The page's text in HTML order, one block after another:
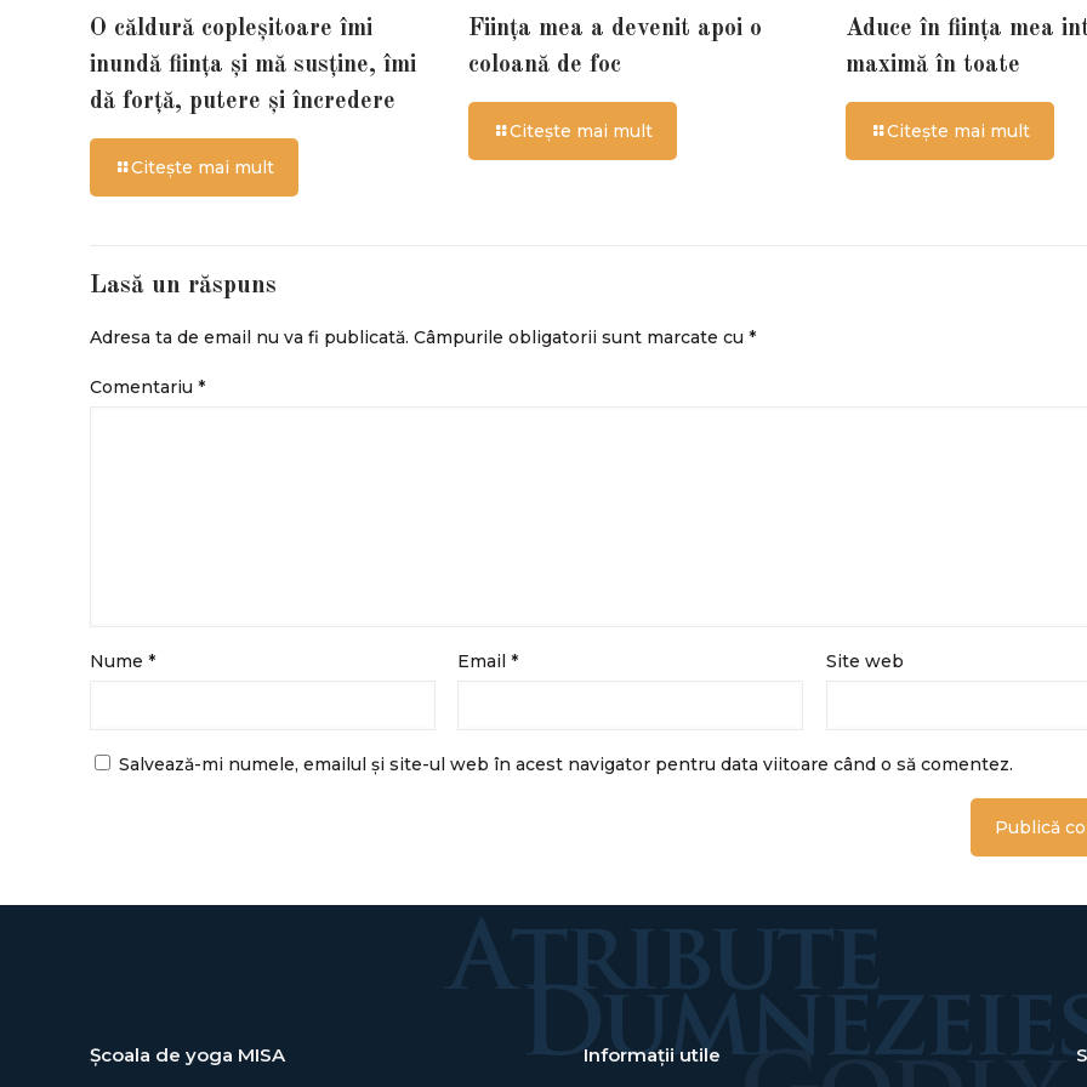
O căldură copleșitoare îmi
inundă ființa și mă susține, îmi
dă forță, putere și încredere
Citește mai mult
Ființa mea a devenit apoi o
coloană de foc
Citește mai mult
Aduce în ființa mea
maximă în toate
Citește mai mult
Lasă un răspuns
Adresa ta de email nu va fi publicată. Câmpurile obligatorii sunt marcate cu *
Comentariu *
Nume * Email* Site web
Salvează-mi numele, emailul și site-ul web în acest navigator pentru data viitoare când o să comentez.
Școala de yoga MISA Informații utile